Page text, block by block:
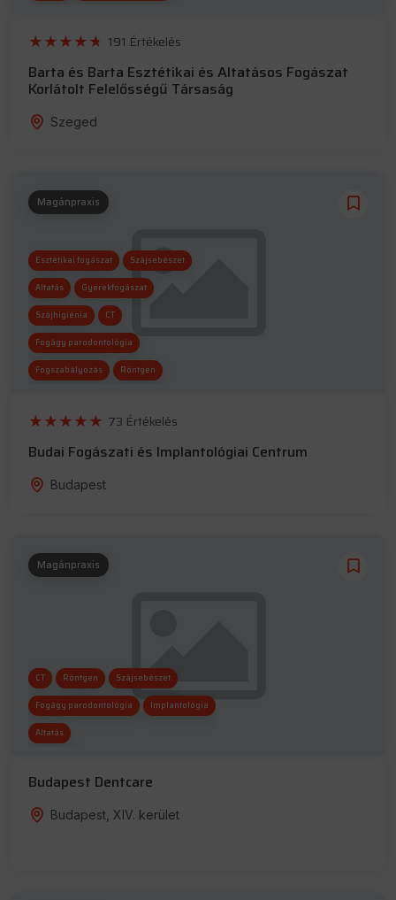
Szájsebészet 191 Értékelés
Barta és Barta Esztétikai és Altatásos Fogászat
Korlátolt Felelősségű Társaság
Szeged
Magánpraxis
Esztétikai fogászat Szájsebészet
Altatás Gyerekfogászat
Szájhigiénia CT
Fogágy parodontológia
Fogszabályozás Röntgen
Gyökérkezelés / endodoncia
73 Értékelés
Budai Fogászati és Implantológiai Centrum
Budapest
Magánpraxis
CT Röntgen Szájsebészet
Fogágy parodontológia Implantológia
Altatás
Budapest Dentcare
Budapest, XIV. kerület